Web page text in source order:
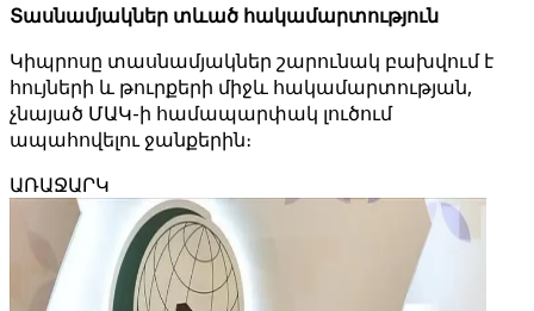
Տասնամյակներ տևած հակամարտություն
Կիպրոսը տասնամյակներ շարունակ բախվում է
հույների և թուրքերի միջև հակամարտության,
չնայած ՄԱԿ-ի համապարփակ լուծում
ապահովելու ջանքերին։
ԱՌԱՋԱՐԿ